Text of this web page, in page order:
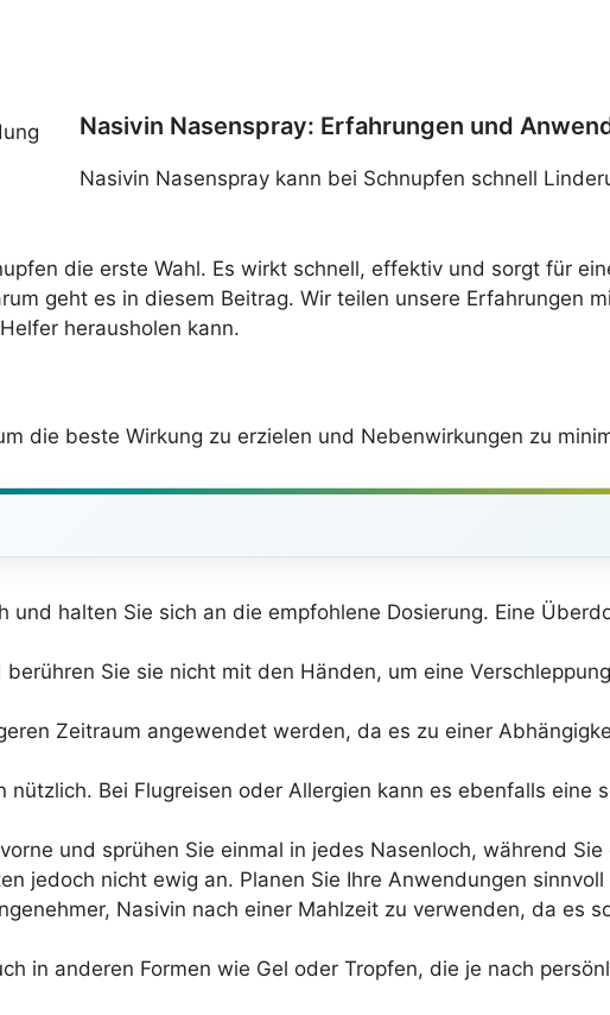
Nasivin Nasenspray: Erfahrungen und
Nasivin Nasenspray kann bei Schnupfen schnell
die erste Wahl. Es wirkt schnell, effektiv und sorgt für
geht es in diesem Beitrag. Wir teilen unsere Erfahrungen
herausholen kann.
die beste Wirkung zu erzielen und Nebenwirkungen zu
halten Sie sich an die empfohlene Dosierung. Eine
Sie sie nicht mit den Händen, um eine
Zeitraum angewendet werden, da es zu einer
Bei Flugreisen oder Allergien kann es ebenfalls eine
und sprühen Sie einmal in jedes Nasenloch, während
jedoch nicht ewig an. Planen Sie Ihre Anwendungen
Nasivin nach einer Mahlzeit zu verwenden, da es
in anderen Formen wie Gel oder Tropfen, die je nach